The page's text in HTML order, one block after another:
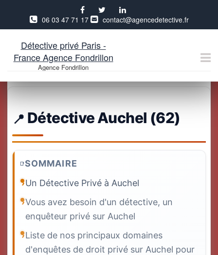
Aller
contenu
06 03 47 71 17 contact@agencedetective.fr
Détective privé Paris -
France Agence Fondrillon
Agence Fondrillon
Détective Auchel (62)
SOMMAIRE
Un Détective Privé à Auchel
Vous avez besoin d'un détective, un
enquêteur privé sur Auchel
Liste de nos principaux domaines
d'enquêtes de droit privé sur Auchel pour